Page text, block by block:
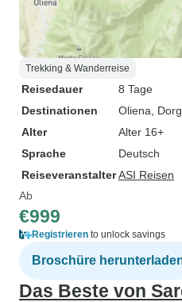
Trekking & Wanderreise
Reisedauer
8 Tage
Destinationen
Oliena ,
Alter
Alter 16+
Sprache
Deutsch
ReiseveranstalterASI Reisen
Ab
€999
Registrieren to unlock savings
Broschüre
Das Beste von